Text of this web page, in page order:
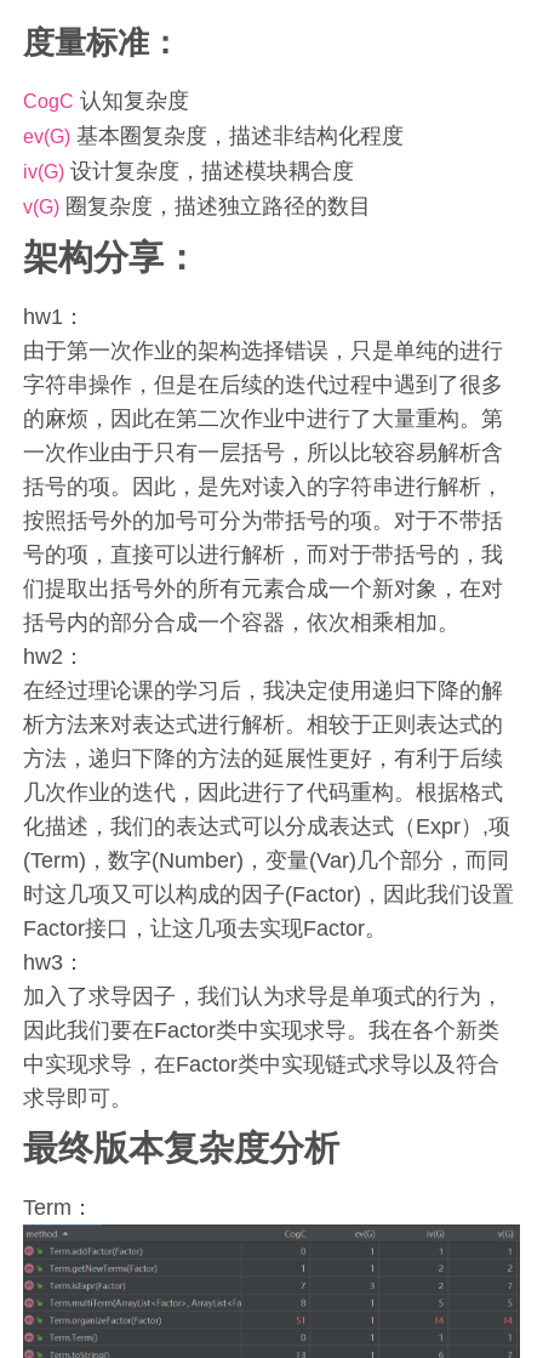
度量标准：
CogC 认知复杂度
ev(G) 基本圈复杂度，描述非结构化程度
iv(G) 设计复杂度，描述模块耦合度
v(G) 圈复杂度，描述独立路径的数目
架构分享：
hw1：
由于第一次作业的架构选择错误，只是单纯的进行
字符串操作，但是在后续的迭代过程中遇到了很多
的麻烦，因此在第二次作业中进行了大量重构。第
一次作业由于只有一层括号，所以比较容易解析含
括号的项。因此，是先对读入的字符串进行解析，
按照括号外的加号可分为带括号的项。对于不带括
号的项，直接可以进行解析，而对于带括号的，我
们提取出括号外的所有元素合成一个新对象，在对
括号内的部分合成一个容器，依次相乘相加。
hw2：
在经过理论课的学习后，我决定使用递归下降的解
析方法来对表达式进行解析。相较于正则表达式的
方法，递归下降的方法的延展性更好，有利于后续
几次作业的迭代，因此进行了代码重构。根据格式
化描述，我们的表达式可以分成表达式（Expr）,项
(Term)，数字(Number)，变量(Var)几个部分，而同
时这几项又可以构成的因子(Factor)，因此我们设置
Factor接口，让这几项去实现Factor。
hw3：
加入了求导因子，我们认为求导是单项式的行为，
因此我们要在Factor类中实现求导。我在各个新类
中实现求导，在Factor类中实现链式求导以及符合
求导即可。
最终版本复杂度分析
Term：